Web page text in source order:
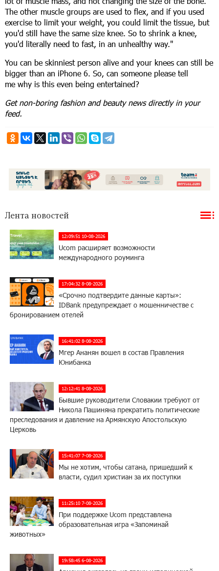
The other muscle groups are used to flex, and if you used
exercise to limit your weight, you could limit the tissue, but
you'd still have the same size knee. So to shrink a knee,
you'd literally need to fast, in an unhealthy way."
You can be skinniest person alive and your knees can still be
bigger than an iPhone 6. So, can someone please tell
me why is this even being entertained?
Get non-boring fashion and beauty news directly in your
feed.
Лента новостей
12:09:51 10-08-2026
Ucom расширяет возможности
международного роуминга
17:04:32 8-08-2026
«Срочно подтвердите данные карты»:
IDBank предупреждает о мошенничестве с
бронированием отелей
16:41:02 8-08-2026
Мгер Ананян вошел в состав Правления
Юнибанка
12:12:41 8-08-2026
Бывшие руководители Словакии требуют от
Никола Пашиняна прекратить политические
преследования и давление на Армянскую Апостольскую
Церковь
15:41:07 7-08-2026
Мы не хотим, чтобы сатана, пришедший к
власти, судил христиан за их поступки
11:25:10 7-08-2026
При поддержке Ucom представлена
образовательная игра «Запоминай
животных»
19:58:45 6-08-2026